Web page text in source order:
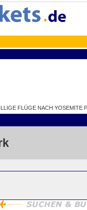
FLÜGE NACH YOSEMITE